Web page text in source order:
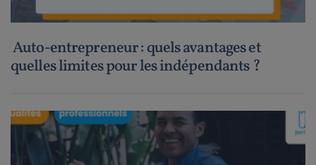
Auto-entrepreneur : quels avantages et
quelles limites pour les indépendants ?